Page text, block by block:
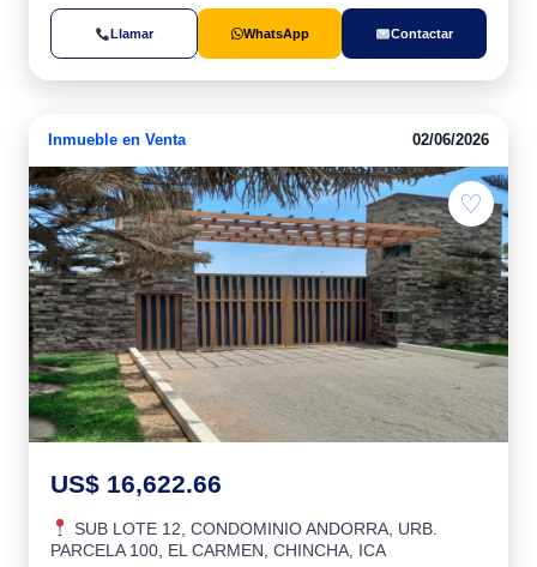
Llamar WhatsApp Contactar
Inmueble en Venta 02/06/2026
♡
US$ 16,622.66
SUB LOTE 12, CONDOMINIO ANDORRA, URB.
PARCELA 100, EL CARMEN, CHINCHA, ICA